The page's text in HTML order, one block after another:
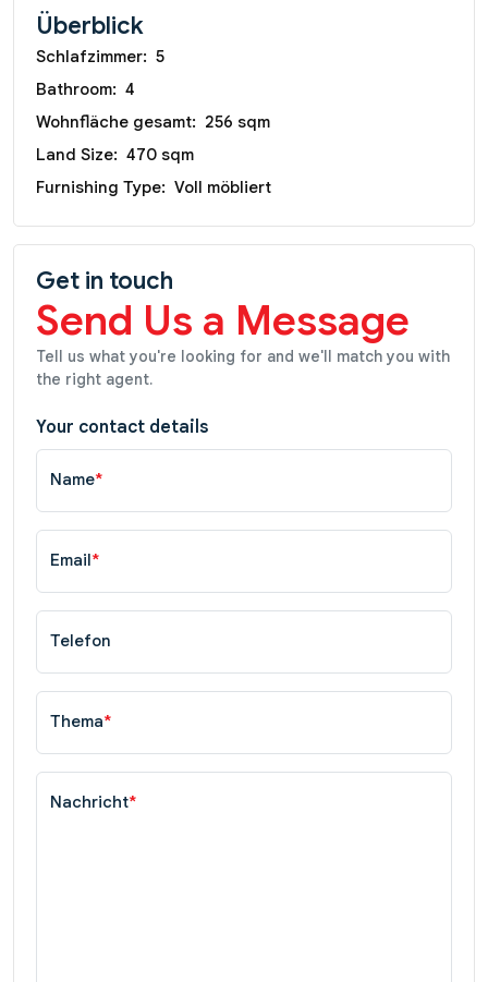
Überblick
Schlafzimmer: 5
Bathroom: 4
Wohnfläche gesamt: 256 sqm
Land Size: 470 sqm
Furnishing Type: Voll möbliert
Get in touch
Send Us a Message
Tell us what you're looking for and we'll match you with
the right agent.
Your contact details
Name*
Email*
Telefon
Thema*
Nachricht*